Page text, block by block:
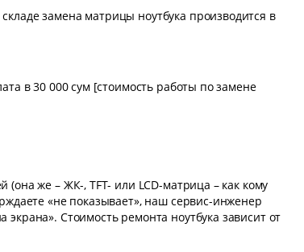
замена матрицы ноутбука производится в
в 30 000 сум [стоимость работы по замене
же – ЖК-, TFT- или LCD-матрица – как кому
«не показывает», наш сервис-инженер
Стоимость ремонта ноутбука зависит от